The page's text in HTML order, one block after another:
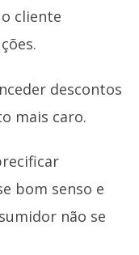
cliente
descontos
mais caro.
bom senso e
não se